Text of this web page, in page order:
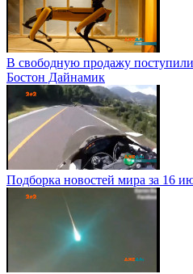
В свободную продажу
Бостон Дайнамик
Подборка новостей мира за 16